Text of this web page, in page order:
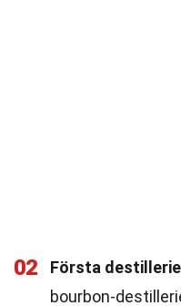
02 Första
bourbon-